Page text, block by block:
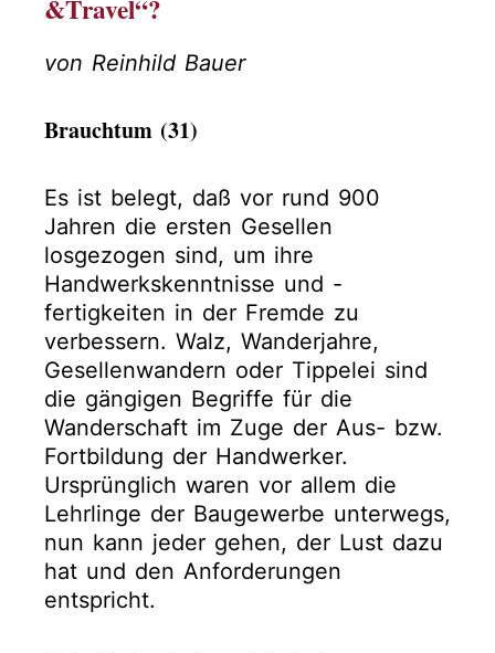
&Travel“?
von Reinhild Bauer
Brauchtum (31)
Es ist belegt, daß vor rund 900
Jahren die ersten Gesellen
losgezogen sind, um ihre
Handwerkskenntnisse und -
fertigkeiten in der Fremde zu
verbessern. Walz, Wanderjahre,
Gesellenwandern oder Tippelei sind
die gängigen Begriffe für die
Wanderschaft im Zuge der Aus- bzw.
Fortbildung der Handwerker.
Ursprünglich waren vor allem die
Lehrlinge der Baugewerbe unterwegs,
nun kann jeder gehen, der Lust dazu
hat und den Anforderungen
entspricht.